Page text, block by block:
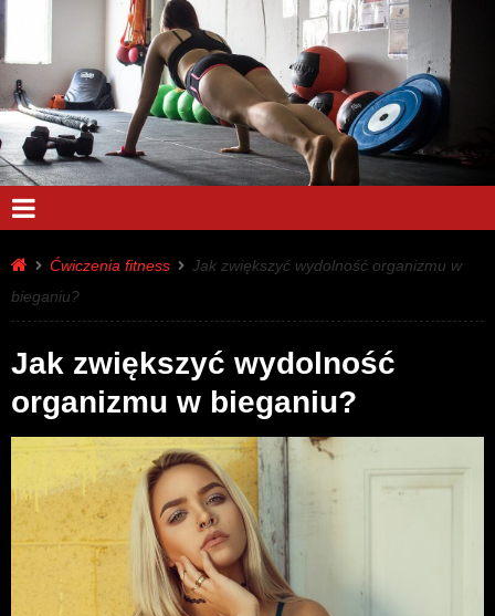
Ćwiczenia fitness
Jak zwiększyć wydolność organizmu w
bieganiu?
Jak zwiększyć wydolność
organizmu w bieganiu?